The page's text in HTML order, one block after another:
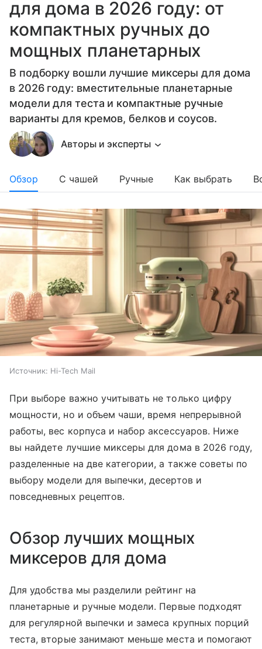
для дома в 2026 году: от
компактных ручных до
мощных планетарных
В подборку вошли лучшие миксеры для дома
в 2026 году: вместительные планетарные
модели для теста и компактные ручные
варианты для кремов, белков и соусов.
Авторы и эксперты
Обзор С чашей Ручные Как выбрать
Источник: Hi-Tech Mail
При выборе важно учитывать не только цифру
мощности, но и объем чаши, время непрерывной
работы, вес корпуса и набор аксессуаров. Ниже
вы найдете лучшие миксеры для дома в 2026 году,
разделенные на две категории, а также советы по
выбору модели для выпечки, десертов и
повседневных рецептов.
Обзор лучших мощных
миксеров для дома
Для удобства мы разделили рейтинг на
планетарные и ручные модели. Первые подходят
для регулярной выпечки и замеса крупных порций
теста, вторые занимают меньше места и помогают